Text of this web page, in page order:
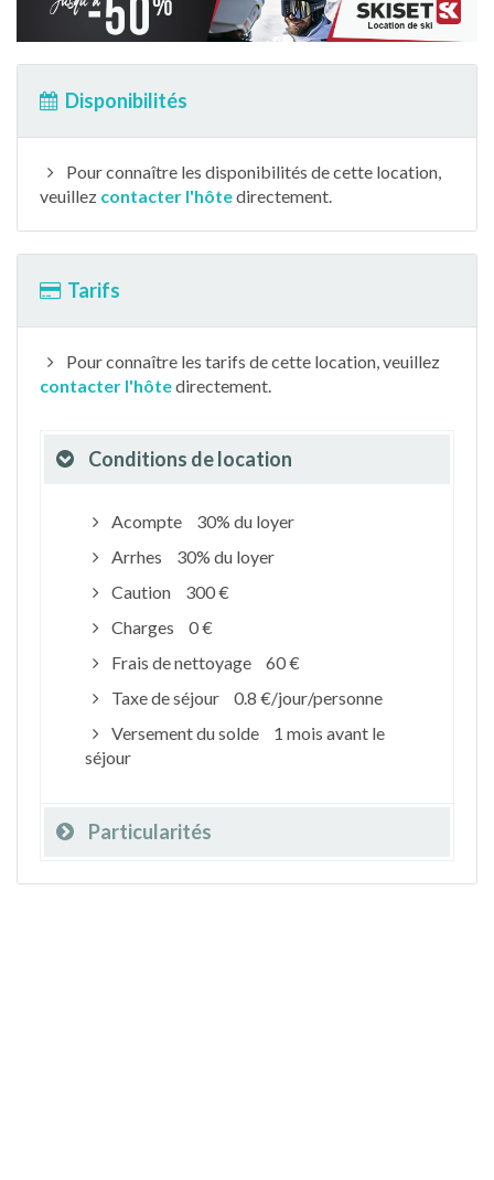
Disponibilités
Pour connaître les disponibilités de cette location,
veuillez contacter l'hôtedirectement.
Tarifs
Pour connaître les tarifs de cette location, veuillez
contacter l'hôtedirectement.
Conditions de location
Acompte
30% du loyer
Arrhes
30% du loyer
Caution
300 €
Charges
0 €
Frais de nettoyage
60 €
Taxe de séjour
0.8 €/jour/personne
Versement du solde
1 mois avant le
séjour
Particularités